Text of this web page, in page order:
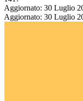
Aggiornato: 30 Luglio
Aggiornato: 30 Luglio